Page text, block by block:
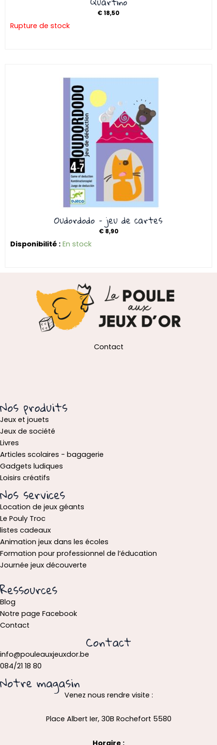
€18,50
Rupture de stock
Oudordodo – jeu de cartes
€8,90
Disponibilité : En stock
Contact
Nos produits
Jeux et jouets
Jeux de société
Livres
Articles scolaires - bagagerie
Gadgets ludiques
Loisirs créatifs
Nos services
Location de jeux géants
Le Pouly Troc
listes cadeaux
Animation jeux dans les écoles
Formation pour professionnel de l’éducation
Journée jeux découverte
Ressources
Blog
Notre page Facebook
Contact
Contact
info@pouleauxjeuxdor.be
084/21 18 80
Notre magasin
Venez nous rendre visite :
Place Albert Ier, 30B Rochefort 5580
Horaire :